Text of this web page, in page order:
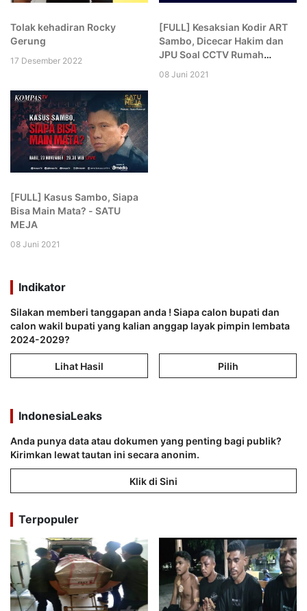
Tolak kehadiran Rocky
Gerung
17 Desember 2022
[FULL] Kesaksian Kodir ART
Sambo, Dicecar Hakim dan
JPU Soal CCTV Rumah
08 Juni 2021
[FULL] Kasus Sambo, Siapa
Bisa Main Mata? - SATU
MEJA
08 Juni 2021
Indikator
Silakan memberi tanggapan anda ! Siapa calon bupati dan
calon wakil bupati yang kalian anggap layak pimpin lembata
2024-2029?
Lihat Hasil Pilih
IndonesiaLeaks
Anda punya data atau dokumen yang penting bagi publik?
Kirimkan lewat tautan ini secara anonim.
Klik di Sini
Terpopuler